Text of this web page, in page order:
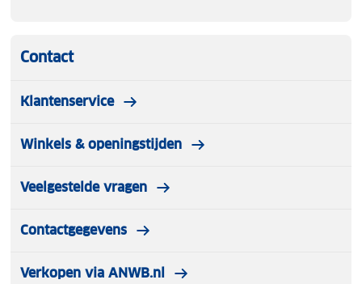
Contact
Klantenservice
Winkels & openingstijden
Veelgestelde vragen
Contactgegevens
Verkopen via ANWB.nl